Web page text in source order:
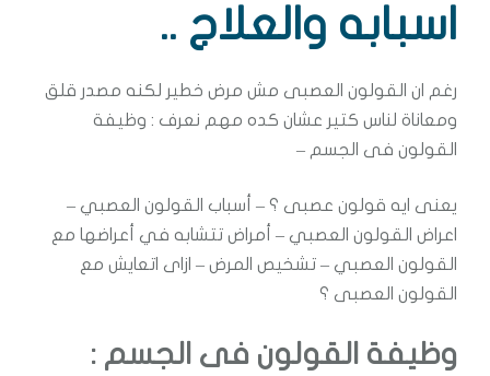
اسبابه والعلاج ..
رغم ان القولون العصبى مش مرض خطير لكنه مصدر قلق
ومعاناة لناس كتير عشان كده مهم نعرف : وظيفة
القولون فى الجسم –
يعنى ايه قولون عصبى ؟ – أسباب القولون العصبي –
اعراض القولون العصبي – أمراض تتشابه في أعراضها مع
القولون العصبي – تشخيص المرض – ازاى اتعايش مع
القولون العصبى ؟
وظيفة القولون فى الجسم :